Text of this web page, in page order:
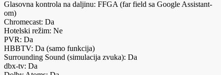
Glasovna kontrola na daljinu: FFGA (far field sa Google Assistant-
om)
Chromecast: Da
Hotelski režim: Ne
PVR: Da
HBBTV: Da (samo funkcija)
Surrounding Sound (simulacija zvuka): Da
dbx-tv: Da